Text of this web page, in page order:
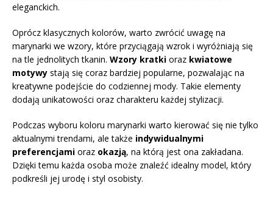
eleganckich.
Oprócz klasycznych kolorów, warto zwrócić uwagę na
marynarki we wzory, które przyciągają wzrok i wyróżniają się
na tle jednolitych tkanin. Wzory kratki oraz kwiatowe
motywy stają się coraz bardziej popularne, pozwalając na
kreatywne podejście do codziennej mody. Takie elementy
dodają unikatowości oraz charakteru każdej stylizacji.
Podczas wyboru koloru marynarki warto kierować się nie tylko
aktualnymi trendami, ale także indywidualnymi
preferencjami oraz okazją, na którą jest ona zakładana.
Dzięki temu każda osoba może znaleźć idealny model, który
podkreśli jej urodę i styl osobisty.